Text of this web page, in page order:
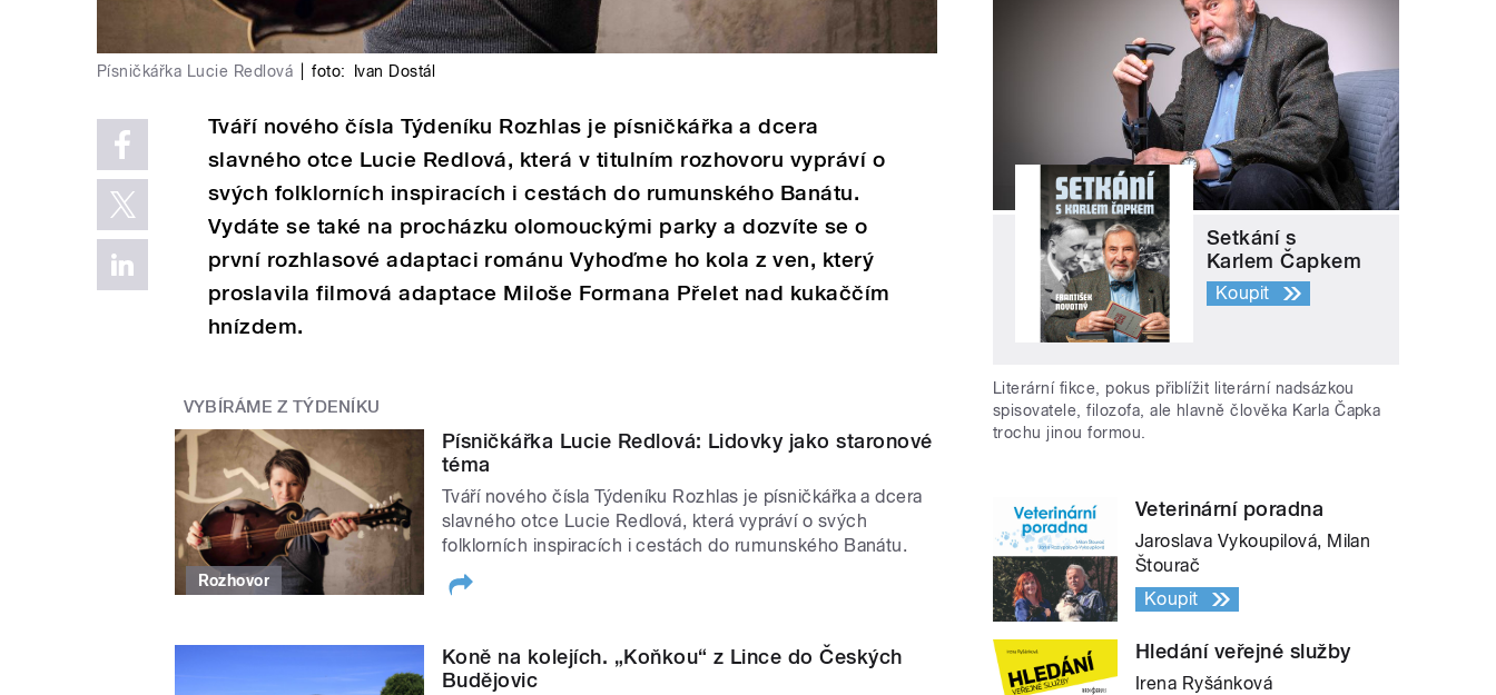
Písničkářka Lucie Redlová foto: Ivan Dostál
Tváří nového čísla Týdeníku Rozhlas je písničkářka a dcera
slavného otce Lucie Redlová, která v titulním rozhovoru vypráví o
svých folklorních inspiracích i cestách do rumunského Banátu.
Vydáte se také na procházku olomouckými parky a dozvíte se o
první rozhlasové adaptaci románu Vyhoďme ho kola z ven, který
proslavila filmová adaptace Miloše Formana Přelet nad kukaččím
hnízdem.
VYBÍRÁME Z TÝDENÍKU
Rozhovor
Písničkářka Lucie Redlová: Lidovky jako staronové
téma
Tváří nového čísla Týdeníku Rozhlas je písničkářka a dcera
slavného otce Lucie Redlová, která vypráví o svých
folklorních inspiracích i cestách do rumunského Banátu.
Koně na kolejích. „Koňkou“ z Lince do Českých
Budějovic
Setkání s
Karlem Čapkem
Koupit
Literární fikce, pokus přiblížit literární nadsázkou
spisovatele, filozofa, ale hlavně člověka Karla Čapka
trochu jinou formou.
Veterinární poradna
Jaroslava Vykoupilová, Milan
Štourač
Koupit
Hledání veřejné služby
Irena Ryšánková